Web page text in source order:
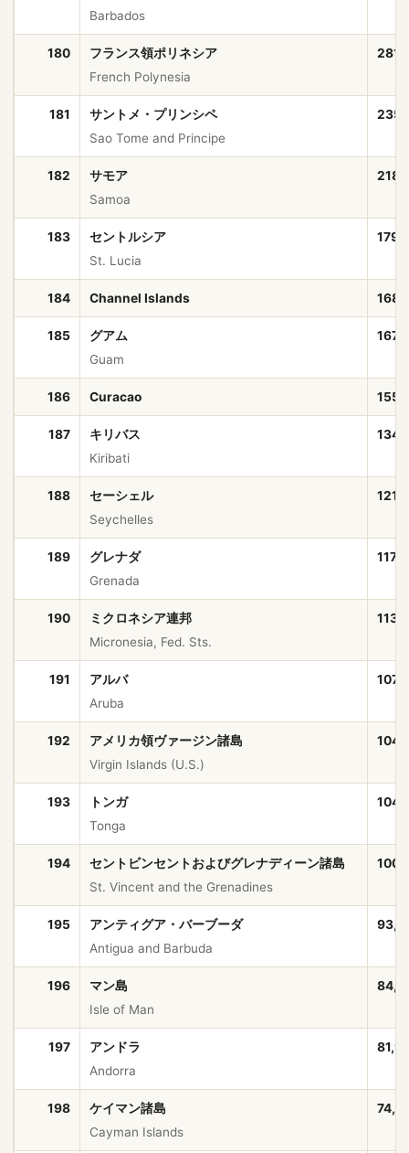
Barbados
180
フランス領ポリネシア
French Polynesia
181
サントメ・プリンシペ
Sao Tome and Principe
182
サモア
Samoa
183
セントルシア
St. Lucia
184 Channel Islands
185
グアム
Guam
186 Curacao
187
キリバス
Kiribati
188
セーシェル
Seychelles
189
グレナダ
Grenada
190
ミクロネシア連邦
Micronesia, Fed. Sts.
191
アルバ
Aruba
192
アメリカ領ヴァージン諸島
Virgin Islands (U.S.)
193
トンガ
Tonga
194
セントビンセントおよびグレナディーン諸島
St. Vincent and the Grenadines
195
アンティグア・バーブーダ
Antigua and Barbuda
196
マン島
Isle of Man
197
アンドラ
Andorra
198
ケイマン諸島
Cayman Islands